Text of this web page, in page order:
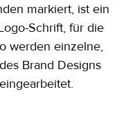
markiert, ist ein
Schrift, für die
werden einzelne,
Brand Designs